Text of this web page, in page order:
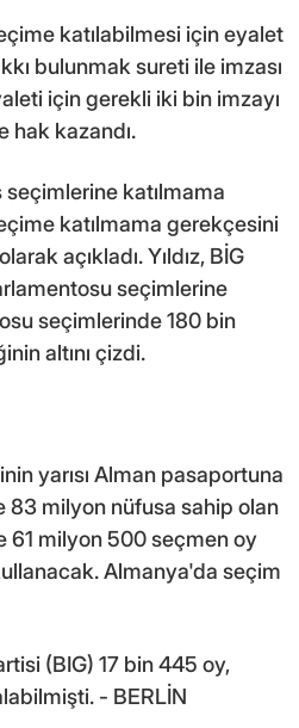
katılabilmesi için eyalet
bulunmak sureti ile imzası
için gerekli iki bin imzayı
hak kazandı.
katılmama
katılmama gerekçesini
açıkladı. Yıldız, BİG
seçimlerine
seçimlerinde 180 bin
altını çizdi.
yarısı Alman pasaportuna
83 milyon nüfusa sahip olan
61 milyon 500 seçmen oy
Almanya'da seçim
(BIG) 17 bin 445 oy,
- BERLİN